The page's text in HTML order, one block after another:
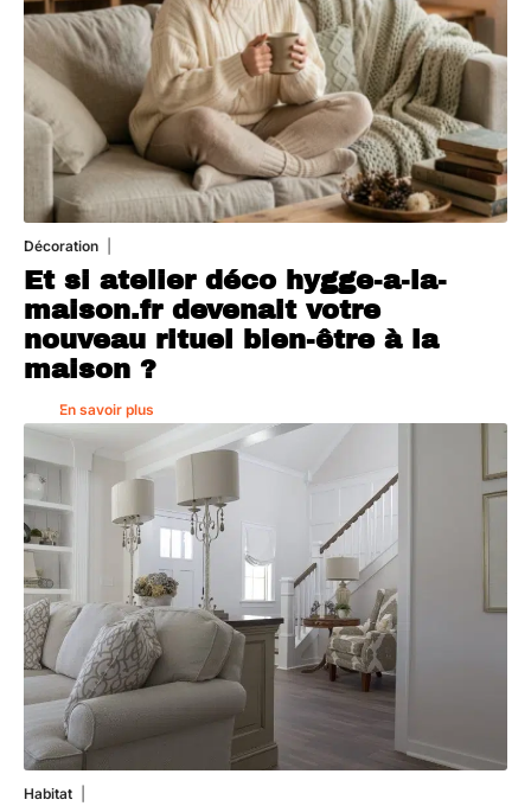
Décoration
Et si atelier déco hygge-a-la-
maison.fr devenait votre
nouveau rituel bien-être à la
maison ?
En savoir plus
Habitat